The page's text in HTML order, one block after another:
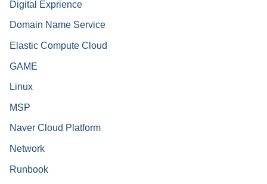
Digital Exprience
Domain Name Service
Elastic Compute Cloud
GAME
Linux
MSP
Naver Cloud Platform
Network
Runbook